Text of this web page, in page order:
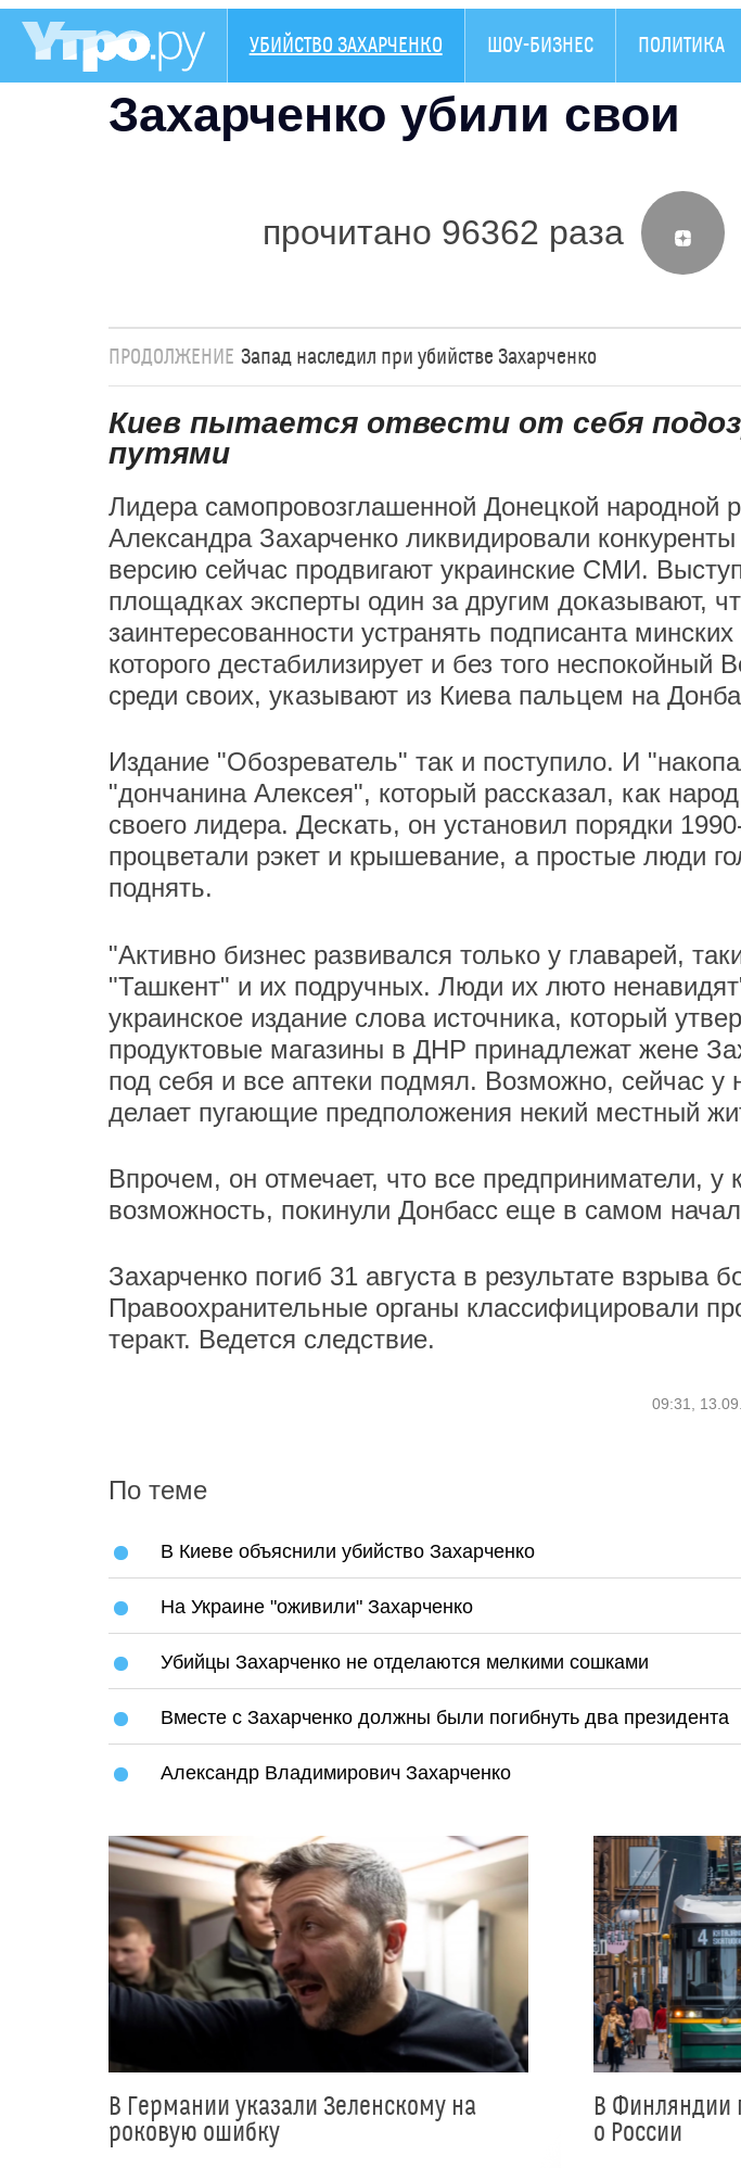
УБИЙСТВО ЗАХАРЧЕНКО ШОУ-БИЗНЕС ПОЛИТИКА
Захарченко убили свои
прочитано 96362 раза
ПРОДОЛЖЕНИЕ Запад наследил при убийстве Захарченко
Киев пытается отвести от себя
путями
Лидера самопровозглашенной Донецкой народной
Александра Захарченко ликвидировали
версию сейчас продвигают украинские СМИ.
площадках эксперты один за другим доказывают,
заинтересованности устранять подписанта
которого дестабилизирует и без того неспокойный
среди своих, указывают из Киева пальцем на
Издание "Обозреватель" так и поступило. И
"дончанина Алексея", который рассказал, как
своего лидера. Дескать, он установил порядки 1990-
процветали рэкет и крышевание, а простые люди
поднять.
"Активно бизнес развивался только у главарей,
"Ташкент" и их подручных. Люди их люто
украинское издание слова источника, который
продуктовые магазины в ДНР принадлежат жене
под себя и все аптеки подмял. Возможно, сейчас у
делает пугающие предположения некий местный
Впрочем, он отмечает, что все предприниматели, у
возможность, покинули Донбасс еще в самом
Захарченко погиб 31 августа в результате
Правоохранительные органы классифицировали
теракт. Ведется следствие.
09:31,
По теме
В Киеве объяснили убийство Захарченко
На Украине "оживили" Захарченко
Убийцы Захарченко не отделаются мелкими сошками
Вместе с Захарченко должны были погибнуть два президента
Александр Владимирович Захарченко
В Германии указали Зеленскому на
роковую ошибку
В Финляндии
о России